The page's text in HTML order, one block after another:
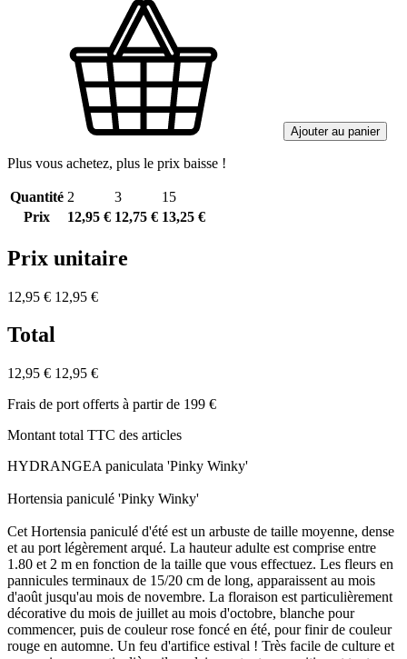
Ajouter au panier
Plus vous achetez, plus le prix baisse !
Quantité 2 3
15
Prix
12,95 € 12,75 € 13,25 €
Prix unitaire
12,95 € 12,95 €
Total
12,95 € 12,95 €
Frais de port offerts à partir de 199 €
Montant total TTC des articles
HYDRANGEA paniculata 'Pinky Winky'
Hortensia paniculé 'Pinky Winky'
Cet Hortensia paniculé d'été est un arbuste de taille moyenne, dense
et au port légèrement arqué. La hauteur adulte est comprise entre
1.80 et 2 m en fonction de la taille que vous effectuez. Les fleurs en
pannicules terminaux de 15/20 cm de long, apparaissent au mois
d'août jusqu'au mois de novembre. La floraison est particulièrement
décorative du mois de juillet au mois d'octobre, blanche pour
commencer, puis de couleur rose foncé en été, pour finir de couleur
rouge en automne. Un feu d'artifice estival ! Très facile de culture et